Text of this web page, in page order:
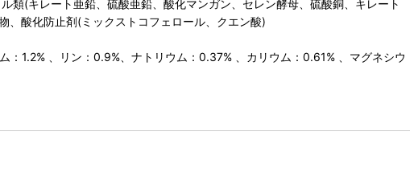
類(キレート亜鉛、硫酸亜鉛、酸化マンガン、セレン酵母、硫酸銅、キレート
、酸化防止剤(ミックストコフェロール、クエン酸)
1.2% 、リン：0.9%、ナトリウム：0.37% 、カリウム：0.61% 、マグネシウ